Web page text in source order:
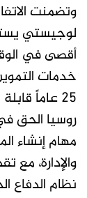
وتضمنت
لوجيستي
أقصى في
خدمات
25 عاماً
روسيا الحق
والإدارة،
نظام الدفاع